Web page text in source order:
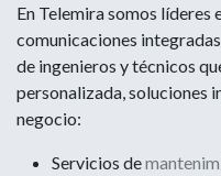
En Telemira somos líderes
comunicaciones
de ingenieros y técnicos
personalizada, soluciones
negocio:
Servicios de